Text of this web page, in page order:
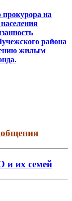
на
района
жилым
и их семей